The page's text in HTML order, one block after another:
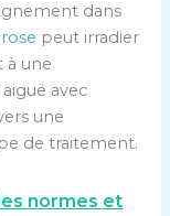
dans
peut irradier
à une
avec
une
de traitement.
normes et